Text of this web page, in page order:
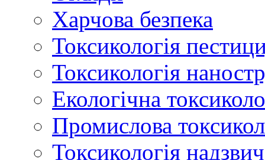
Харчова безпека
Токсикологія
Токсикологія
Екологічна
Промислова
Токсикологія